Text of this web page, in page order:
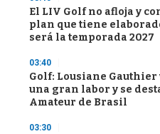
El LIV Golf no afloja y
plan que tiene
será la temporada 2027
03:40
Golf: Lousiane
una gran labor y se
Amateur de Brasil
03:30